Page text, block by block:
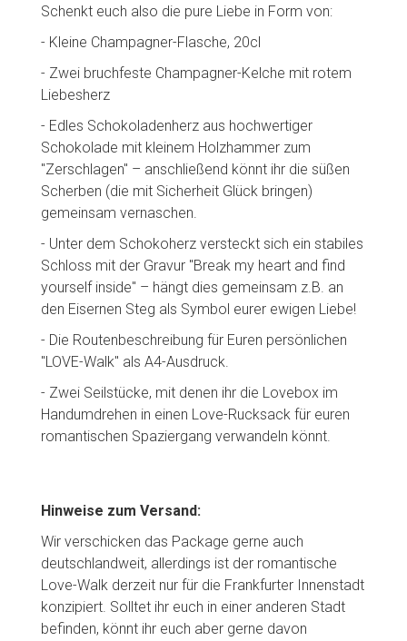
Schenkt euch also die pure Liebe in Form von:
- Kleine Champagner-Flasche, 20cl
- Zwei bruchfeste Champagner-Kelche mit rotem
Liebesherz
- Edles Schokoladenherz aus hochwertiger
Schokolade mit kleinem Holzhammer zum
"Zerschlagen" – anschließend könnt ihr die süßen
Scherben (die mit Sicherheit Glück bringen)
gemeinsam vernaschen.
- Unter dem Schokoherz versteckt sich ein stabiles
Schloss mit der Gravur "Break my heart and find
yourself inside" – hängt dies gemeinsam z.B. an
den Eisernen Steg als Symbol eurer ewigen Liebe!
- Die Routenbeschreibung für Euren persönlichen
"LOVE-Walk" als A4-Ausdruck.
- Zwei Seilstücke, mit denen ihr die Lovebox im
Handumdrehen in einen Love-Rucksack für euren
romantischen Spaziergang verwandeln könnt.
Hinweise zum Versand:
Wir verschicken das Package gerne auch
deutschlandweit, allerdings ist der romantische
Love-Walk derzeit nur für die Frankfurter Innenstadt
konzipiert. Solltet ihr euch in einer anderen Stadt
befinden, könnt ihr euch aber gerne davon